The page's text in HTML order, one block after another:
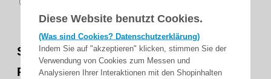
Diese Website benutzt Cookies.
(Was sind Cookies? Datenschutzerklärung)
Indem Sie auf "akzeptieren" klicken, stimmen Sie der
Verwendung von Cookies zum Messen und
Analysieren Ihrer Interaktionen mit den Shopinhalten
Steckbare BECKER Anschlussleitung C-
Plug mit Aderendhülsen